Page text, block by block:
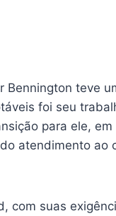
Bennington teve
foi seu
para ele, em
atendimento ao
com suas